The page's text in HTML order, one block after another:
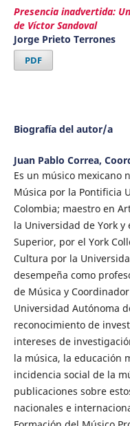
Presencia inadvertida:
de Víctor Sandoval
Jorge Prieto Terrones
PDF
Biografía del autor/a
Juan Pablo Correa,
Es un músico mexicano
Música por la Pontificia
Colombia; maestro en
la Universidad de York y
Superior, por el York
Cultura por la
desempeña como
de Música y
Universidad Autónoma
reconocimiento de
intereses de
la música, la educación
incidencia social de la
publicaciones sobre
nacionales e